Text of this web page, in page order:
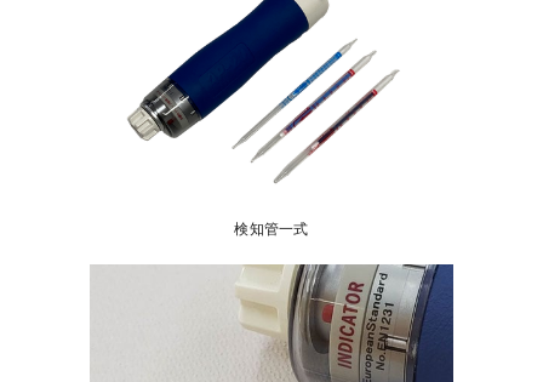
検知管一式